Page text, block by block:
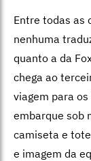
Entre todas as
nenhuma
quanto a da
chega ao
viagem para
embarque sob
camiseta e
e imagem da